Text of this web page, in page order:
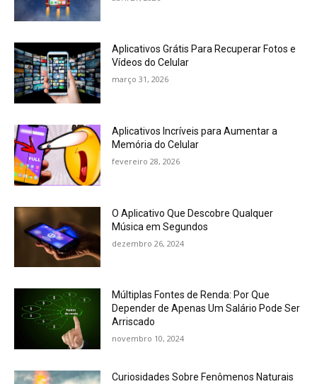
Aplicativos Grátis Para Recuperar Fotos e
Vídeos do Celular
março 31, 2026
Aplicativos Incríveis para Aumentar a
Memória do Celular
fevereiro 28, 2026
O Aplicativo Que Descobre Qualquer
Música em Segundos
dezembro 26, 2024
Múltiplas Fontes de Renda: Por Que
Depender de Apenas Um Salário Pode Ser
Arriscado
novembro 10, 2024
Curiosidades Sobre Fenômenos Naturais